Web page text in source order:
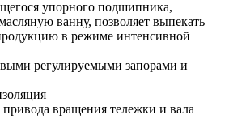
упорного подшипника,
ванну, позволяет выпекать
в режиме интенсивной
регулируемыми запорами и
вращения тележки и вала